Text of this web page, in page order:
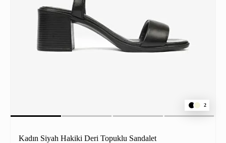
2
Kadın Siyah Hakiki Deri Topuklu Sandalet